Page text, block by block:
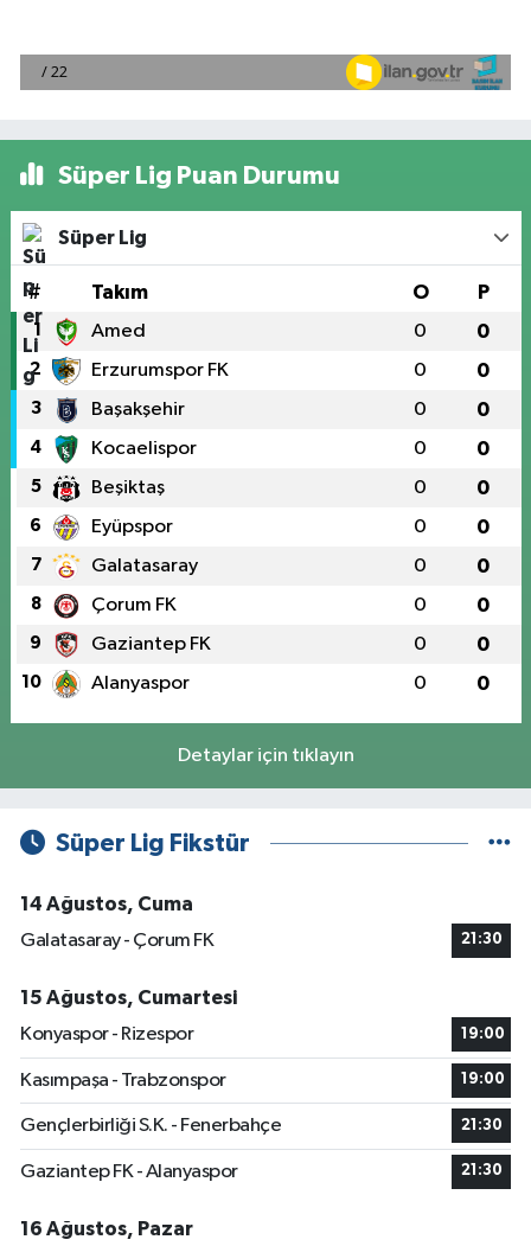
Süper Lig Puan Durumu
Süper Lig
# Takım O P
1 Amed 0 0
2 Erzurumspor FK 0 0
3 Başakşehir 0 0
4 Kocaelispor 0 0
5 Beşiktaş 0 0
6 Eyüpspor 0 0
7 Galatasaray 0 0
8 Çorum FK 0 0
9 Gaziantep FK 0 0
10 Alanyaspor 0 0
Detaylar için tıklayın
Süper Lig Fikstür
14 Ağustos, Cuma
Galatasaray - Çorum FK
21:30
15 Ağustos, Cumartesi
Konyaspor - Rizespor
19:00
Kasımpaşa - Trabzonspor 19:00
Gençlerbirliği S.K. - Fenerbahçe 21:30
Gaziantep FK - Alanyaspor 21:30
16 Ağustos, Pazar